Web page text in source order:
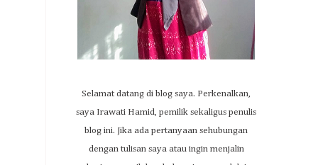
Selamat datang di blog saya. Perkenalkan,
saya Irawati Hamid, pemilik sekaligus penulis
blog ini. Jika ada pertanyaan sehubungan
dengan tulisan saya atau ingin menjalin